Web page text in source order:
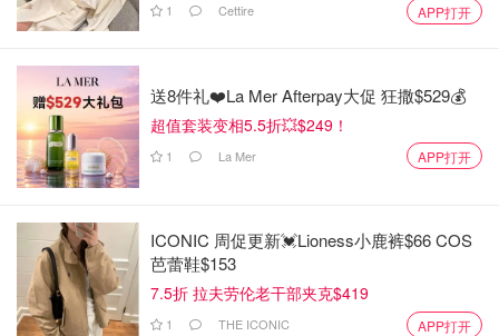
1 Cettire APP打开
送8件礼❤️La Mer Afterpay大促 狂撒$529💰
超值套装变相5.5折💥$249！
1 La Mer APP打开
ICONIC 周促更新💓Lioness小鹿裤$66 COS
芭蕾鞋$153
7.5折 拉夫劳伦老干部夹克$419
1 THE ICONIC APP打开